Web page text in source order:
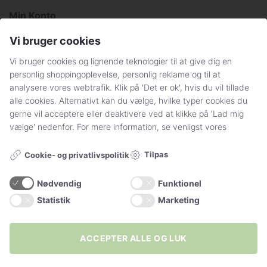
Min Konto
Få svar på dine spørgsmål
Handelsbetingelser og persondatapolitik
Sådan handler du hos Stylelegs.dk
FØLG OS
Vi bruger cookies
Vi bruger cookies og lignende teknologier til at give dig en
personlig shoppingoplevelse, personlig reklame og til at
analysere vores webtrafik. Klik på 'Det er ok', hvis du vil tillade
alle cookies. Alternativt kan du vælge, hvilke typer cookies du
gerne vil acceptere eller deaktivere ved at klikke på 'Lad mig
vælge' nedenfor. For mere information, se venligst vores
Cookie- og privatlivspolitik Tilpas
Nødvendig
Funktionel
Statistik
Marketing
ACCEPTER ALLE OG LUK